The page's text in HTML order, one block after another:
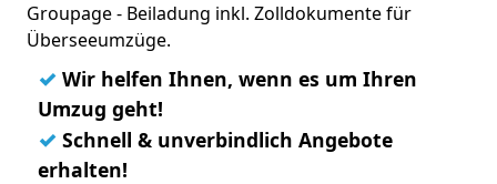
Groupage - Beiladung inkl. Zolldokumente für
Überseeumzüge.
✓ Wir helfen Ihnen, wenn es um Ihren
Umzug geht!
✓ Schnell & unverbindlich Angebote
erhalten!